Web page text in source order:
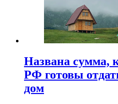
Названа сумма,
РФ готовы
дом